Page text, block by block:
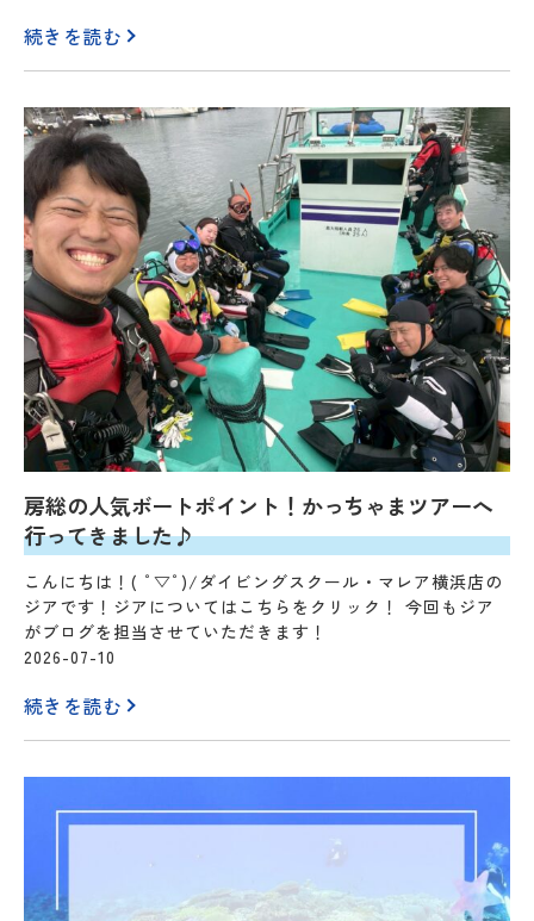
続きを読む
房総の人気ボートポイント！かっちゃまツアーへ
行ってきました♪
こんにちは！( ﾟ▽ﾟ)/ダイビングスクール・マレア横浜店の
ジアです！ジアについてはこちらをクリック！ 今回もジア
がブログを担当させていただきます！
2026-07-10
続きを読む